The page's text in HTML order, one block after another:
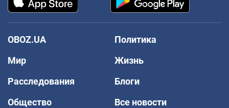
OBOZ.UA
Политика
Мир
Жизнь
Расследования
Блоги
Общество
Все новости